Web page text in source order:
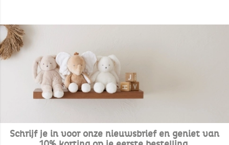
Schrijf je in voor onze nieuwsbrief en geniet van